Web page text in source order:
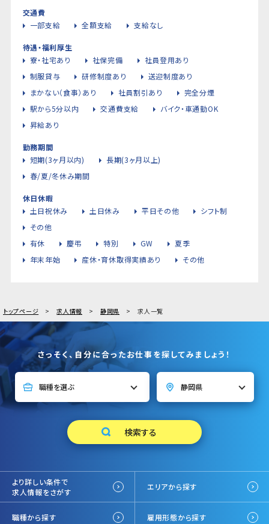
交通費
一部支給
全額支給 支給なし
待遇・福利厚生
寮・社宅あり
社保完備
社員登用あり
制服貸与
研修制度あり
送迎制度あり
まかない（食事）あり
社員割引あり
完全分煙
駅から5分以内
交通費支給
バイク・車通勤OK
昇給あり
勤務期間
短期(3ヶ月以内)
長期(3ヶ月以上)
春/夏/冬休み期間
休日休暇
土日祝休み
土日休み 平日その他
シフト制
その他
有休
慶弔 特別 GW
夏季
年末年始
産休・育休取得実績あり その他
トップページ 求人情報 静岡県 求人一覧
さっそく、自分に合ったお仕事を探してみましょう！
より詳しい条件で
求人情報をさがす
エリアから探す
職種から探す 雇用形態から探す